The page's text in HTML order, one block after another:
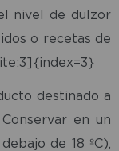
nivel de dulzor
o recetas de
destinado a
en un
de 18 ºC),